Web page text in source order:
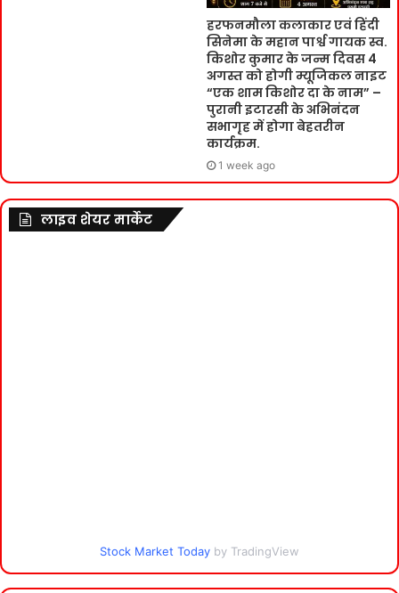
हरफनमौला कलाकार एवं हिंदी
सिनेमा के महान पार्श्व गायक स्व.
किशोर कुमार के जन्म दिवस 4
अगस्त को होगी म्यूजिकल नाइट
“एक शाम किशोर दा के नाम” –
पुरानी इटारसी के अभिनंदन
सभागृह में होगा बेहतरीन
कार्यक्रम.
1 week ago
लाइव शेयर मार्केट
Stock Market Today by TradingView